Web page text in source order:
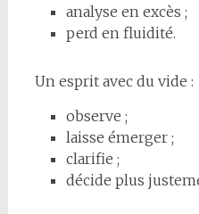
analyse en excès ;
perd en fluidité.
Un esprit avec du vide :
observe ;
laisse émerger ;
clarifie ;
décide plus